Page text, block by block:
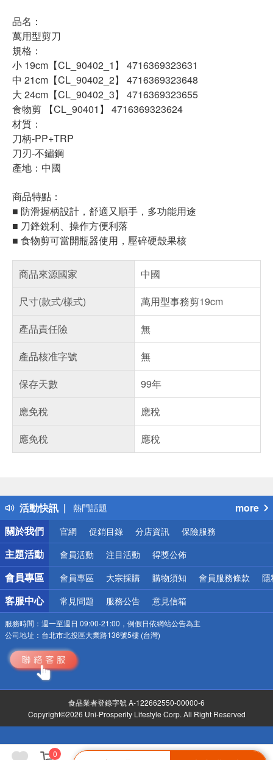
0
品名：
萬用型剪刀
規格：
小 19cm【CL_90402_1】 4716369323631
中 21cm【CL_90402_2】 4716369323648
大 24cm【CL_90402_3】 4716369323655
食物剪 【CL_90401】 4716369323624
材質：
刀柄-PP+TRP
刀刃-不鏽鋼
產地：中國
商品特點：
■ 防滑握柄設計，舒適又順手，多功能用途
■ 刀鋒銳利、操作方便利落
■ 食物剪可當開瓶器使用，壓碎硬殼果核
商品來源國家
中國
尺寸(款式/樣式)
萬用型事務剪19cm
產品責任險
無
產品核准字號
無
保存天數
99年
應免稅
應稅
應免稅
應稅
活動快訊
得獎公告
熱門話題
銀行優惠
偏遠地區配送
詐騙網頁！請小心！
more
關於我們
官網 促銷目錄 分店資訊 保險服務
主題活動 會員活動 注目活動 得獎公佈
會員專區 會員專區 大宗採購 購物須知 會員服務條款 隱
客服中心 常見問題 服務公告 意見信箱
服務時間： 週一至週日 09:00-21:00，例假日依網站公告為主
公司地址： 台北市北投區大業路136號5樓 (台灣)
食品業者登錄字號 A-122662550-00000-6
Copyright©2026 Uni-Prosperity Lifestyle Corp. All Right Reserved